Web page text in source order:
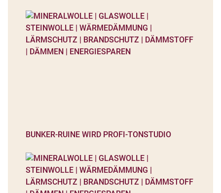
BUNKER-RUINE WIRD PROFI-TONSTUDIO